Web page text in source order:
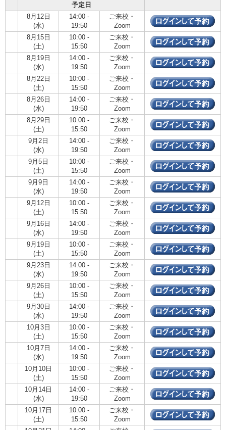
予定日
8月12日
(水)
14:00 -
19:50
ご来校・
Zoom
8月15日
(土)
10:00 -
15:50
ご来校・
Zoom
8月19日
(水)
14:00 -
19:50
ご来校・
Zoom
8月22日
(土)
10:00 -
15:50
ご来校・
Zoom
8月26日
(水)
14:00 -
19:50
ご来校・
Zoom
8月29日
(土)
10:00 -
15:50
ご来校・
Zoom
9月2日
(水)
14:00 -
19:50
ご来校・
Zoom
9月5日
(土)
10:00 -
15:50
ご来校・
Zoom
9月9日
(水)
14:00 -
19:50
ご来校・
Zoom
9月12日
(土)
10:00 -
15:50
ご来校・
Zoom
9月16日
(水)
14:00 -
19:50
ご来校・
Zoom
9月19日
(土)
10:00 -
15:50
ご来校・
Zoom
9月23日
(水)
14:00 -
19:50
ご来校・
Zoom
9月26日
(土)
10:00 -
15:50
ご来校・
Zoom
9月30日
(水)
14:00 -
19:50
ご来校・
Zoom
10月3日
(土)
10:00 -
15:50
ご来校・
Zoom
10月7日
(水)
14:00 -
19:50
ご来校・
Zoom
10月10日
(土)
10:00 -
15:50
ご来校・
Zoom
10月14日
(水)
14:00 -
19:50
ご来校・
Zoom
10月17日
(土)
10:00 -
15:50
ご来校・
Zoom